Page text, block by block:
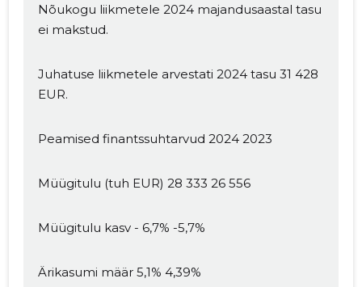
Nõukogu liikmetele 2024 majandusaastal tasu
ei makstud.
Juhatuse liikmetele arvestati 2024 tasu 31 428
EUR.
Peamised finantssuhtarvud 2024 2023
Müügitulu (tuh EUR) 28 333 26 556
Müügitulu kasv - 6,7% -5,7%
Ärikasumi määr 5,1% 4,39%